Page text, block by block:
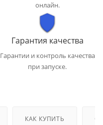
онлайн.
Гарантия качества
Гарантии и контроль качества
при запуске.
КАК КУПИТЬ